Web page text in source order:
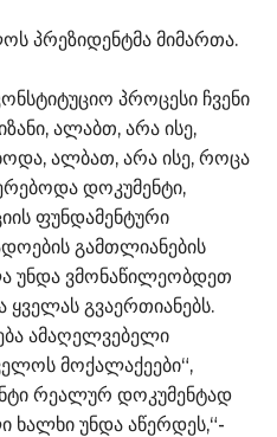
პრეზიდენტმა მიმართა.
პროცესი ჩვენი
ალაბთ, არა ისე,
ალბათ, არა ისე, როცა
დოკუმენტი,
ფუნდამენტური
გამთლიანების
უნდა ვმონაწილეობდეთ
ყველას გვაერთიანებს.
ამაღელვებელი
მოქალაქეები“,
რეალურ დოკუმენტად
ხალხი უნდა აწერდეს,“-